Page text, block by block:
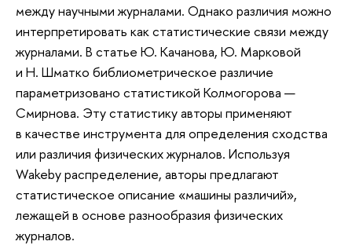
между научными журналами. Однако различия можно
интерпретировать как статистические связи между
журналами. В статье Ю. Качанова, Ю. Марковой
и Н. Шматко библиометрическое различие
параметризовано статистикой Колмогорова —
Смирнова. Эту статистику авторы применяют
в качестве инструмента для определения сходства
или различия физических журналов. Используя
Wakeby распределение, авторы предлагают
статистическое описание «машины различий»,
лежащей в основе разнообразия физических
журналов.